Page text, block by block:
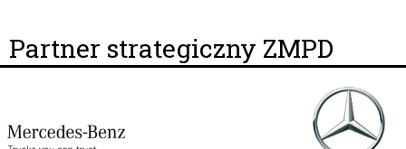
Partner strategiczny ZMPD